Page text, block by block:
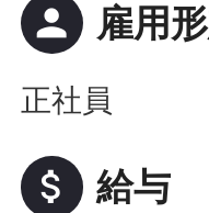
person 雇用
正社員
attach_money 給与